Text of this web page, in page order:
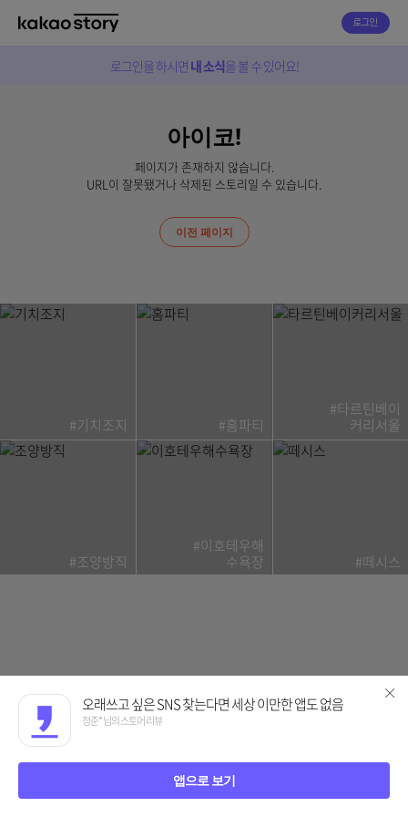
로그인
로그인을 하시면 내 소식을 볼 수 있어요!
아이코!
페이지가 존재하지 않습니다.
URL이 잘못됐거나 삭제된 스토리일 수 있습니다.
이전 페이지
#기치조지 #홈파티
#타르틴베이
커리서울
#조양방직
#이호테우해
수욕장
#떼시스
오래쓰고 싶은 SNS 찾는다면 세상 이만한 앱도 없음
정준* 님의 스토어 리뷰
앱으로 보기